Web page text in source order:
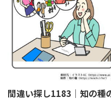
間違い探し1183｜知の種